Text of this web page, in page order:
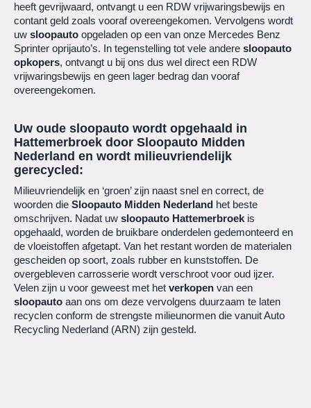
heeft gevrijwaard, ontvangt u een RDW vrijwaringsbewijs en
contant geld zoals vooraf overeengekomen. Vervolgens wordt
uw sloopauto opgeladen op een van onze Mercedes Benz
Sprinter oprijauto’s. In tegenstelling tot vele andere sloopauto
opkopers, ontvangt u bij ons dus wel direct een RDW
vrijwaringsbewijs en geen lager bedrag dan vooraf
overeengekomen.
Uw oude sloopauto wordt opgehaald in
Hattemerbroek door Sloopauto Midden
Nederland en wordt milieuvriendelijk
gerecycled:
Milieuvriendelijk en ‘groen’ zijn naast snel en correct, de
woorden die Sloopauto Midden Nederland het beste
omschrijven. Nadat uw sloopauto Hattemerbroek is
opgehaald, worden de bruikbare onderdelen gedemonteerd en
de vloeistoffen afgetapt. Van het restant worden de materialen
gescheiden op soort, zoals rubber en kunststoffen. De
overgebleven carrosserie wordt verschroot voor oud ijzer.
Velen zijn u voor geweest met het verkopen van een
sloopauto aan ons om deze vervolgens duurzaam te laten
recyclen conform de strengste milieunormen die vanuit Auto
Recycling Nederland (ARN) zijn gesteld.